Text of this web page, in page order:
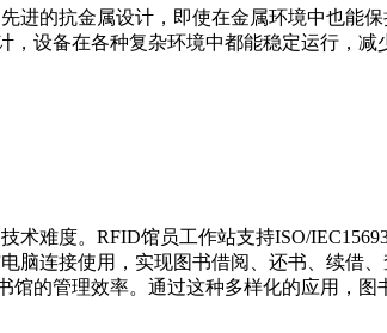
进的抗金属设计，即使在金属环境中也能
设备在各种复杂环境中都能稳定运行，减
难度。RFID馆员工作站支持ISO/
脑连接使用，实现图书借阅、还书、续借
的管理效率。通过这种多样化的应用，图